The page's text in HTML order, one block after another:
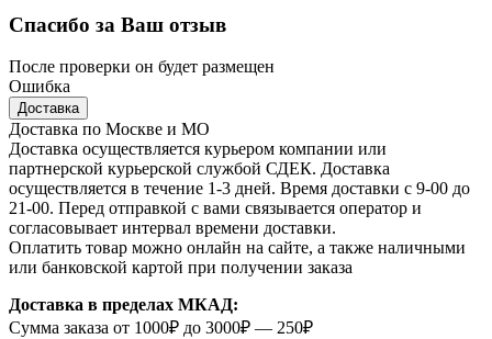
Спасибо за Ваш отзыв
После проверки он будет размещен
Ошибка
Доставка
Доставка по Москве и МО
Доставка осуществляется курьером компании или
партнерской курьерской службой СДЕК. Доставка
осуществляется в течение 1-3 дней. Время доставки с 9-00 до
21-00. Перед отправкой с вами связывается оператор и
согласовывает интервал времени доставки.
Оплатить товар можно онлайн на сайте, а также наличными
или банковской картой при получении заказа
Доставка в пределах МКАД:
Сумма заказа от 1000₽ до 3000₽ — 250₽